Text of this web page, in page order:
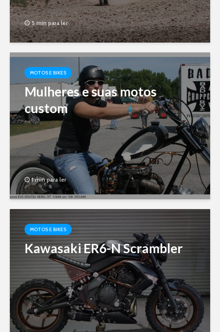
5 min para ler
MOTOS E BIKES
Mulheres e suas motos
custom
1 min para ler
MOTOS E BIKES
Kawasaki ER6-N Scrambler